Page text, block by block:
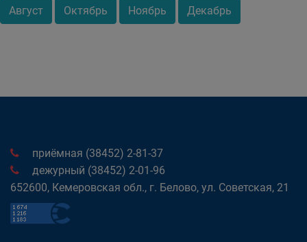
Август Октябрь Ноябрь Декабрь
приёмная (38452) 2-81-37
дежурный (38452) 2-01-96
652600, Кемеровская обл., г. Белово, ул. Советская, 21